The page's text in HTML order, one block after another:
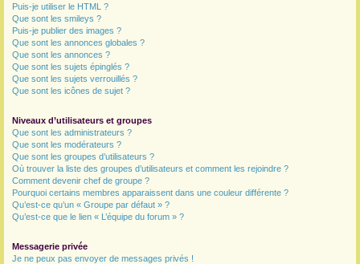
Puis-je utiliser le HTML ?
Que sont les smileys ?
Puis-je publier des images ?
Que sont les annonces globales ?
Que sont les annonces ?
Que sont les sujets épinglés ?
Que sont les sujets verrouillés ?
Que sont les icônes de sujet ?
Niveaux d’utilisateurs et groupes
Que sont les administrateurs ?
Que sont les modérateurs ?
Que sont les groupes d’utilisateurs ?
Où trouver la liste des groupes d’utilisateurs et comment les rejoindre ?
Comment devenir chef de groupe ?
Pourquoi certains membres apparaissent dans une couleur différente ?
Qu’est-ce qu’un « Groupe par défaut » ?
Qu’est-ce que le lien « L’équipe du forum » ?
Messagerie privée
Je ne peux pas envoyer de messages privés !